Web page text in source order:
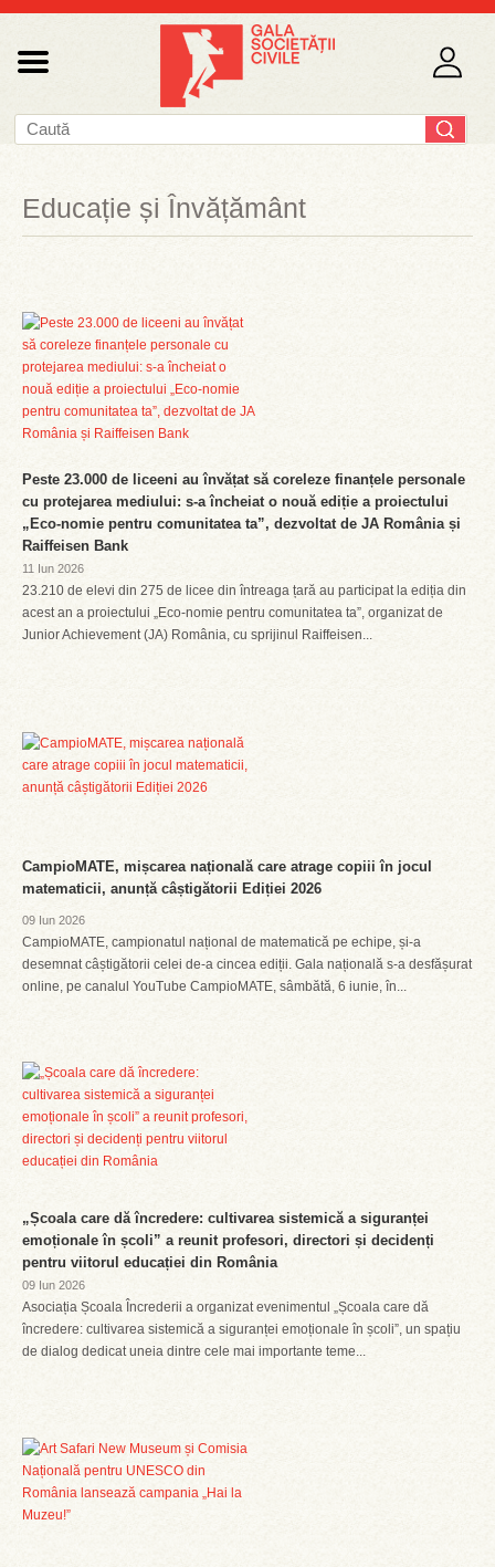
Educație și Învățământ
Peste 23.000 de liceeni au învățat să coreleze finanțele personale
cu protejarea mediului: s-a încheiat o nouă ediție a proiectului
„Eco-nomie pentru comunitatea ta”, dezvoltat de JA România și
Raiffeisen Bank
11 Iun 2026
23.210 de elevi din 275 de licee din întreaga țară au participat la ediția din
acest an a proiectului „Eco-nomie pentru comunitatea ta”, organizat de
Junior Achievement (JA) România, cu sprijinul Raiffeisen...
CampioMATE, mișcarea națională care atrage copiii în jocul
matematicii, anunță câștigătorii Ediției 2026
09 Iun 2026
CampioMATE, campionatul național de matematică pe echipe, și-a
desemnat câștigătorii celei de-a cincea ediții. Gala națională s-a desfășurat
online, pe canalul YouTube CampioMATE, sâmbătă, 6 iunie, în...
„Școala care dă încredere: cultivarea sistemică a siguranței
emoționale în școli” a reunit profesori, directori și decidenți
pentru viitorul educației din România
09 Iun 2026
Asociația Școala Încrederii a organizat evenimentul „Școala care dă
încredere: cultivarea sistemică a siguranței emoționale în școli”, un spațiu
de dialog dedicat uneia dintre cele mai importante teme...